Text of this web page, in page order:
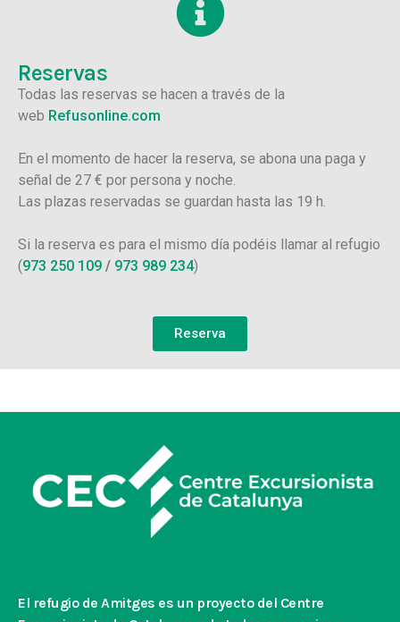
Reservas
Todas las reservas se hacen a través de la
web Refusonline.com
En el momento de hacer la reserva, se abona una paga y
señal de 27 € por persona y noche.
Las plazas reservadas se guardan hasta las 19 h.
Si la reserva es para el mismo día podéis llamar al refugio
(973 250 109 / 973 989 234)
Reserva
El refugio de Amitges es un proyecto del Centre